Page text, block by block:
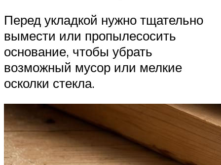
Перед укладкой нужно тщательно
вымести или пропылесосить
основание, чтобы убрать
возможный мусор или мелкие
осколки стекла.